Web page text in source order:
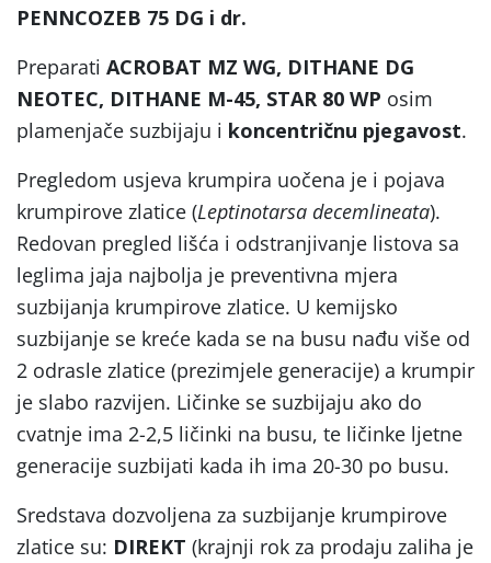
PENNCOZEB 75 DG i dr.
Preparati ACROBAT MZ WG, DITHANE DG
NEOTEC, DITHANE M-45, STAR 80 WP osim
plamenjače suzbijaju i koncentričnu pjegavost.
Pregledom usjeva krumpira uočena je i pojava
krumpirove zlatice (Leptinotarsa decemlineata).
Redovan pregled lišća i odstranjivanje listova sa
leglima jaja najbolja je preventivna mjera
suzbijanja krumpirove zlatice. U kemijsko
suzbijanje se kreće kada se na busu nađu više od
2 odrasle zlatice (prezimjele generacije) a krumpir
je slabo razvijen. Ličinke se suzbijaju ako do
cvatnje ima 2-2,5 ličinki na busu, te ličinke ljetne
generacije suzbijati kada ih ima 20-30 po busu.
Sredstava dozvoljena za suzbijanje krumpirove
zlatice su: DIREKT (krajnji rok za prodaju zaliha je